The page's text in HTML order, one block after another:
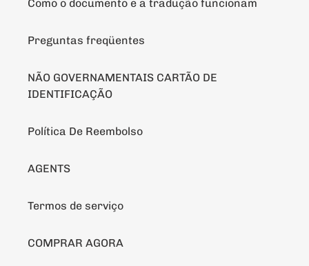
Como o documento e a tradução funcionam
Preguntas freqüentes
NÃO GOVERNAMENTAIS CARTÃO DE
IDENTIFICAÇÃO
Política De Reembolso
AGENTS
Termos de serviço
COMPRAR AGORA